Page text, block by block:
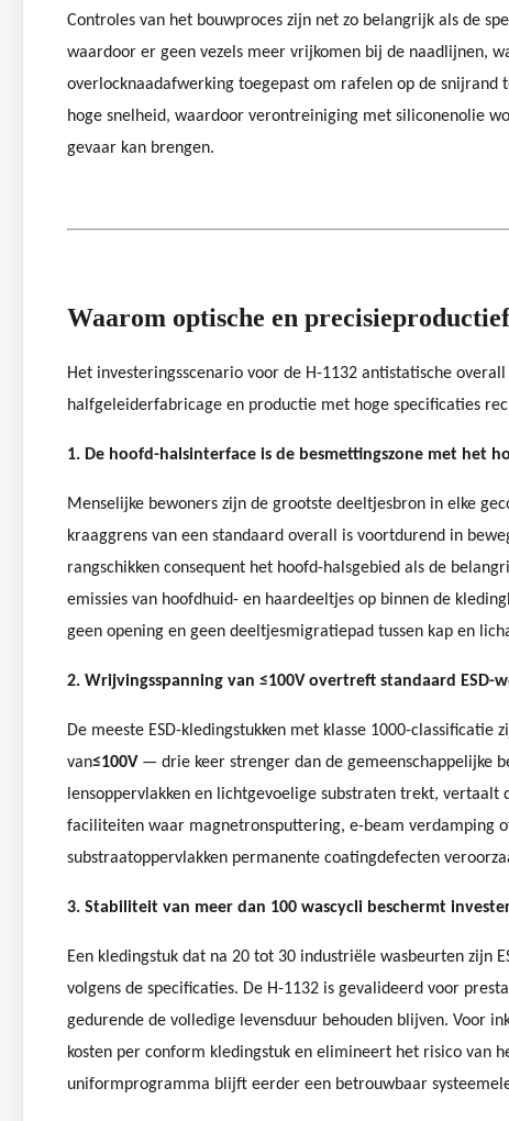
Controles van het bouwproces zijn net zo belangrijk als de
waardoor er geen vezels meer vrijkomen bij de naadlijnen,
overlocknaadafwerking toegepast om rafelen op de
hoge snelheid, waardoor verontreiniging met siliconenolie
gevaar kan brengen.
Waarom optische en
Het investeringsscenario voor de H-1132 antistatische
halfgeleiderfabricage en productie met hoge specificaties
1. De hoofd-halsinterface is de besmettingszone met het
Menselijke bewoners zijn de grootste deeltjesbron in elke
kraaggrens van een standaard overall is voortdurend in
rangschikken consequent het hoofd-halsgebied als de
emissies van hoofdhuid- en haardeeltjes op binnen de
geen opening en geen deeltjesmigratiepad tussen kap en
2. Wrijvingsspanning van ≤100V overtreft standaard ESD-
De meeste ESD-kledingstukken met klasse 1000-
van≤100V — drie keer strenger dan de gemeenschappelijke
lensoppervlakken en lichtgevoelige substraten trekt,
faciliteiten waar magnetronsputtering, e-beam verdamping
substraatoppervlakken permanente coatingdefecten
3. Stabiliteit van meer dan 100 wascycli beschermt
Een kledingstuk dat na 20 tot 30 industriële wasbeurten
volgens de specificaties. De H-1132 is gevalideerd voor
gedurende de volledige levensduur behouden blijven. Voor
kosten per conform kledingstuk en elimineert het risico van
uniformprogramma blijft eerder een betrouwbaar